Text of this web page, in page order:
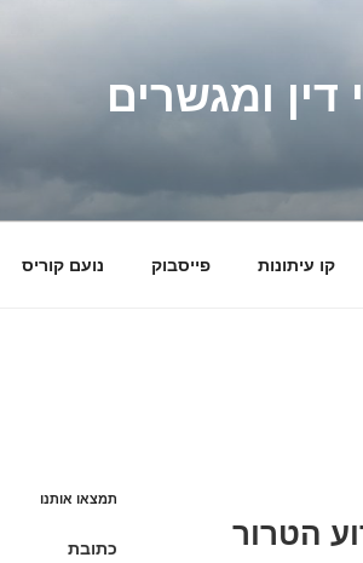
דין ומגשרים
קו עיתונות פייסבוק נועם קוריס
הטרור
תמצאו אותנו
כתובת